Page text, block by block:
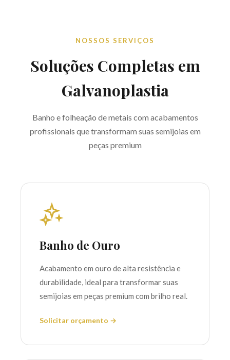
NOSSOS SERVIÇOS
Soluções Completas em
Galvanoplastia
Banho e folheação de metais com acabamentos
profissionais que transformam suas semijoias em
peças premium
Banho de Ouro
Acabamento em ouro de alta resistência e
durabilidade, ideal para transformar suas
semijoias em peças premium com brilho real.
Solicitar orçamento →